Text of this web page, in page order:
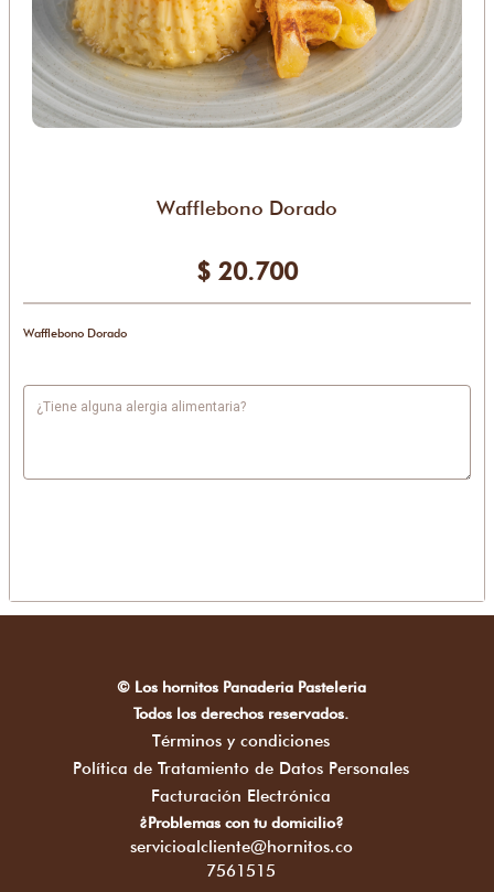
Wafflebono Dorado
$ 20.700
Wafflebono Dorado
¿Tiene alguna alergia alimentaria?
© Los hornitos Panaderia Pasteleria
Todos los derechos reservados.
Términos y condiciones
Política de Tratamiento de Datos Personales
Facturación Electrónica
¿Problemas con tu domicilio?
servicioalcliente@hornitos.co
7561515